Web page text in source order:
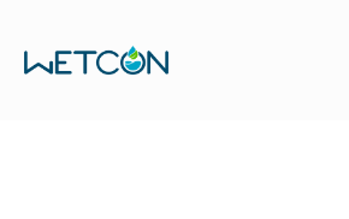
Categoría:
Turbines